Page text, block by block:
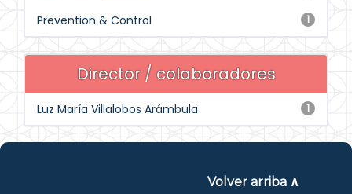
1
Prevention & Control
Director / colaboradores
1
Luz María Villalobos Arámbula
Volver arriba ∧